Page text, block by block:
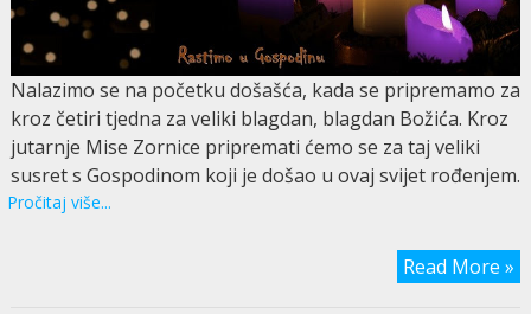
Nalazimo se na početku došašća, kada se pripremamo za
kroz četiri tjedna za veliki blagdan, blagdan Božića. Kroz
jutarnje Mise Zornice pripremati ćemo se za taj veliki
susret s Gospodinom koji je došao u ovaj svijet rođenjem.
Pročitaj više...
Read More »